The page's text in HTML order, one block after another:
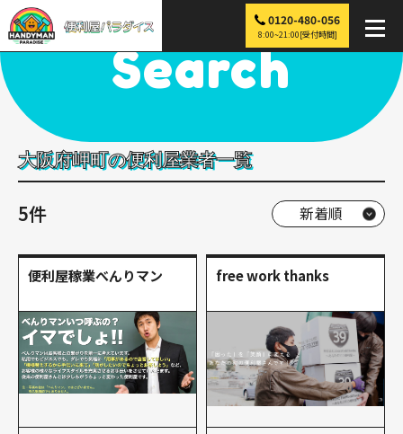
0120-480-056
8:00~21:00[受付時間]
便利屋パラダイス > 探す > 岬町
Search
大阪府岬町の便利屋業者一覧
5件
便利屋稼業べんりマン free work thanks